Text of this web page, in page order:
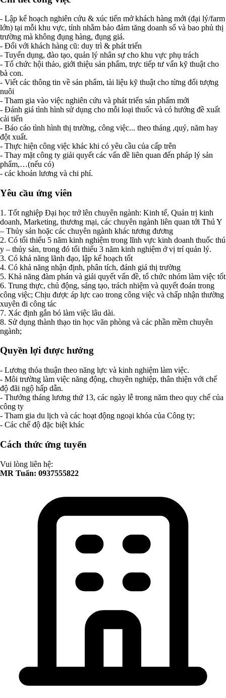
- Lập kế hoạch nghiên cứu & xúc tiến mở khách hàng mới (đại lý/farm
lớn) tại mỗi khu vực, tỉnh nhằm bảo đảm tăng doanh số và bao phủ thị
trường mà không đụng hàng, đụng giá.
- Đối với khách hàng cũ: duy trì & phát triển
- Tuyển dụng, đào tạo, quản lý nhân sự cho khu vực phụ trách
- Tổ chức hội thảo, giới thiệu sản phẩm, trực tiếp tư vấn kỹ thuật cho
bà con.
- Viết các thông tin về sản phẩm, tài liệu kỹ thuật cho từng đối tượng
nuôi
- Tham gia vào việc nghiên cứu và phát triển sản phẩm mới
- Đánh giá tình hình sử dụng cho mỗi loại thuốc và có hướng đề xuất
cải tiến
- Báo cáo tình hình thị trường, công việc... theo tháng ,quý, năm hay
đột xuất.
- Thực hiện công việc khác khi có yêu cầu của cấp trên
- Thay mặt công ty giải quyết các vấn đề liên quan đến pháp lý sản
phẩm,…(nếu có)
- các khoản lương và chi phí.
Yêu cầu ứng viên
1. Tốt nghiệp Đại học trở lên chuyên ngành: Kinh tế, Quản trị kinh
doanh, Marketing, thương mại, các chuyên ngành liên quan tới Thú Y
– Thủy sản hoặc các chuyên ngành khác tương đương
2. Có tối thiểu 5 năm kinh nghiệm trong lĩnh vực kinh doanh thuốc thú
y – thủy sản, trong đó tối thiểu 3 năm kinh nghiệm ở vị trí quản lý.
3. Có khả năng lãnh đạo, lập kế hoạch tốt
4. Có khả năng nhận định, phân tích, đánh giá thị trường
5. Khả năng đàm phán và giải quyết vấn đề, tổ chức nhóm làm việc tốt
6. Trung thực, chủ động, sáng tạo, trách nhiệm và quyết đoán trong
công việc; Chịu được áp lực cao trong công việc và chấp nhận thường
xuyên đi công tác
7. Xác định gắn bó làm việc lâu dài.
8. Sử dụng thành thạo tin học văn phòng và các phần mềm chuyên
ngành;
Quyền lợi được hưởng
- Lương thỏa thuận theo năng lực và kinh nghiệm làm việc.
- Môi trường làm việc năng động, chuyên nghiệp, thân thiện với chế
độ đãi ngộ hấp dẫn.
- Thưởng tháng lương thứ 13, các ngày lễ trong năm theo quy chế của
công ty
- Tham gia du lịch và các hoạt động ngoại khóa của Công ty;
- Các chế độ đặc biệt khác
Cách thức ứng tuyển
Vui lòng liên hệ:
MR Tuấn: 0937555822